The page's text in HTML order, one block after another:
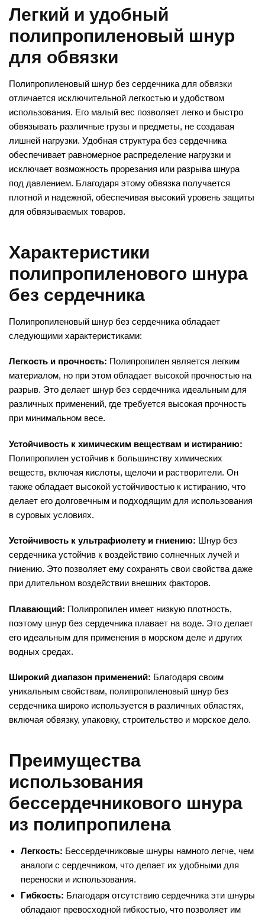
Легкий и удобный
полипропиленовый шнур
для обвязки
Полипропиленовый шнур без сердечника для обвязки
отличается исключительной легкостью и удобством
использования. Его малый вес позволяет легко и быстро
обвязывать различные грузы и предметы, не создавая
лишней нагрузки. Удобная структура без сердечника
обеспечивает равномерное распределение нагрузки и
исключает возможность прорезания или разрыва шнура
под давлением. Благодаря этому обвязка получается
плотной и надежной, обеспечивая высокий уровень защиты
для обвязываемых товаров.
Характеристики
полипропиленового шнура
без сердечника
Полипропиленовый шнур без сердечника обладает
следующими характеристиками:
Легкость и прочность: Полипропилен является легким
материалом, но при этом обладает высокой прочностью на
разрыв. Это делает шнур без сердечника идеальным для
различных применений, где требуется высокая прочность
при минимальном весе.
Устойчивость к химическим веществам и истиранию:
Полипропилен устойчив к большинству химических
веществ, включая кислоты, щелочи и растворители. Он
также обладает высокой устойчивостью к истиранию, что
делает его долговечным и подходящим для использования
в суровых условиях.
Устойчивость к ультрафиолету и гниению: Шнур без
сердечника устойчив к воздействию солнечных лучей и
гниению. Это позволяет ему сохранять свои свойства даже
при длительном воздействии внешних факторов.
Плавающий: Полипропилен имеет низкую плотность,
поэтому шнур без сердечника плавает на воде. Это делает
его идеальным для применения в морском деле и других
водных средах.
Широкий диапазон применений: Благодаря своим
уникальным свойствам, полипропиленовый шнур без
сердечника широко используется в различных областях,
включая обвязку, упаковку, строительство и морское дело.
Преимущества
использования
бессердечникового шнура
из полипропилена
Легкость: Бессердечниковые шнуры намного легче, чем
аналоги с сердечником, что делает их удобными для
переноски и использования.
Гибкость: Благодаря отсутствию сердечника эти шнуры
обладают превосходной гибкостью, что позволяет им